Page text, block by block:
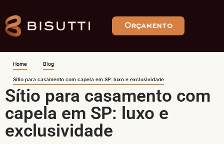
Orçamento
Home Blog
Sítio para casamento com capela em SP: luxo e exclusividade
Sítio para casamento com
capela em SP: luxo e
exclusividade